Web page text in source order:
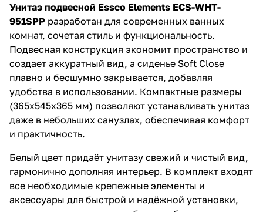
Унитаз подвесной Essco Elements ECS-WHT-
951SPP разработан для современных ванных
комнат, сочетая стиль и функциональность.
Подвесная конструкция экономит пространство и
создает аккуратный вид, а сиденье Soft Close
плавно и бесшумно закрывается, добавляя
удобства в использовании. Компактные размеры
(365x545x365 мм) позволяют устанавливать унитаз
даже в небольших санузлах, обеспечивая комфорт
и практичность.
Белый цвет придаёт унитазу свежий и чистый вид,
гармонично дополняя интерьер. В комплект входят
все необходимые крепежные элементы и
аксессуары для быстрой и надёжной установки,